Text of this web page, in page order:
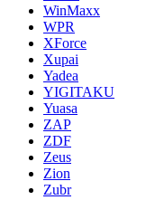
WinMaxx
WPR
XForce
Xupai
Yadea
YIGITAKU
Yuasa
ZAP
ZDF
Zeus
Zion
Zubr